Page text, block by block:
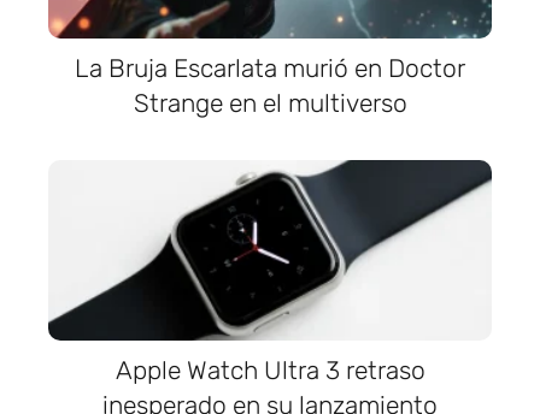
La Bruja Escarlata murió en Doctor
Strange en el multiverso
Apple Watch Ultra 3 retraso
inesperado en su lanzamiento